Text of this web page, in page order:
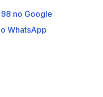
no Google
WhatsApp